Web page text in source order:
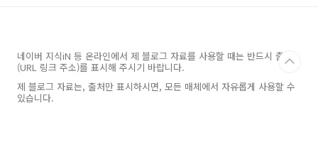
네이버 지식iN 등 온라인에서 제 블로그 자료를 사용할 때는 반드시 출처
(URL 링크 주소)를 표시해 주시기 바랍니다.
제 블로그 자료는, 출처만 표시하시면, 모든 매체에서 자유롭게 사용할 수
있습니다.